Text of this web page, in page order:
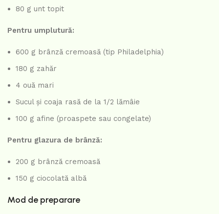
80 g unt topit
Pentru umplutură:
600 g brânză cremoasă (tip Philadelphia)
180 g zahăr
4 ouă mari
Sucul și coaja rasă de la 1/2 lămâie
100 g afine (proaspete sau congelate)
Pentru glazura de brânză:
200 g brânză cremoasă
150 g ciocolată albă
Mod de preparare